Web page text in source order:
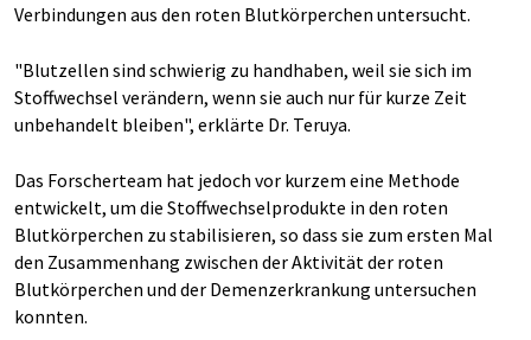
Verbindungen aus den roten Blutkörperchen untersucht.
"Blutzellen sind schwierig zu handhaben, weil sie sich im
Stoffwechsel verändern, wenn sie auch nur für kurze Zeit
unbehandelt bleiben", erklärte Dr. Teruya.
Das Forscherteam hat jedoch vor kurzem eine Methode
entwickelt, um die Stoffwechselprodukte in den roten
Blutkörperchen zu stabilisieren, so dass sie zum ersten Mal
den Zusammenhang zwischen der Aktivität der roten
Blutkörperchen und der Demenzerkrankung untersuchen
konnten.